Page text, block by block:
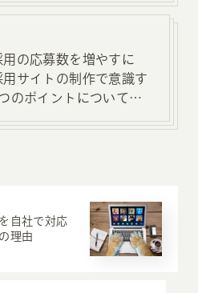
用の応募数を増やすに
用サイトの制作で意識す
のポイントについて解
自社で対応
理由